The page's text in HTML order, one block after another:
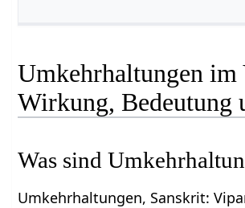
Umkehrhaltungen im
Wirkung, Bedeutung
Was sind
Umkehrhaltungen, Sanskrit: